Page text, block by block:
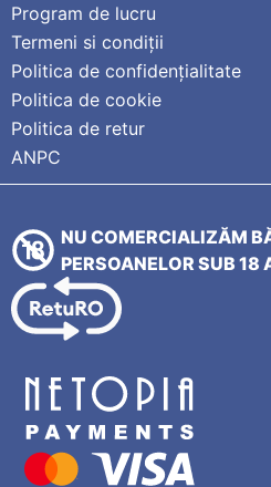
Program de lucru
Termeni si condiții
Politica de confidențialitate
Politica de cookie
Politica de retur
ANPC
NU COMERCIALIZĂM
PERSOANELOR SUB 18